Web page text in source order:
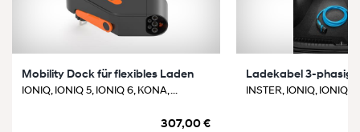
Mobility Dock für flexibles Laden
IONIQ, IONIQ 5, IONIQ 6, KONA, ...
307,00 €
Ladekabel 3-phasig
INSTER, IONIQ, IONIQ